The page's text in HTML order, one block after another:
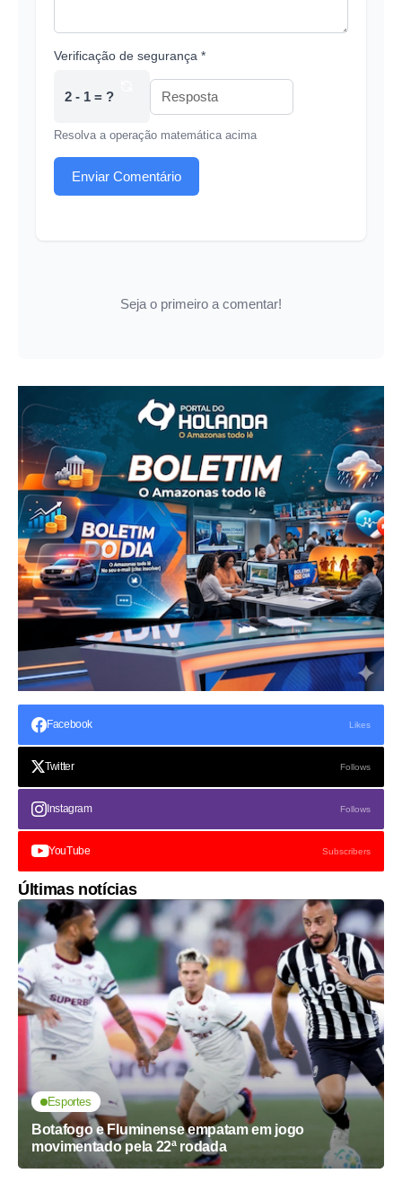
Verificação de segurança *
2 - 1 = ?
Resolva a operação matemática acima
Enviar Comentário
Seja o primeiro a comentar!
Facebook Likes
Twitter Follows
Instagram Follows
YouTube Subscribers
Últimas notícias
Esportes
Botafogo e Fluminense empatam em jogo
movimentado pela 22ª rodada